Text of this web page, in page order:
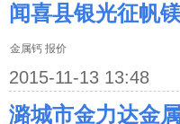
闻喜县银光征帆
金属钙 报价
2015-11-13 13:48
潞城市金力达金